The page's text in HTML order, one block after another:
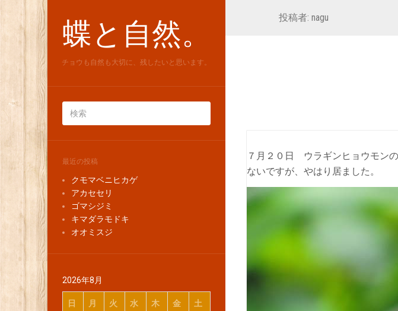
蝶と自然。
チョウも自然も大切に、残したいと思います。
最近の投稿
クモマベニヒカゲ
アカセセリ
ゴマシジミ
キマダラモドキ
オオミスジ
2026年8月
日 月 火 水 木 金 土
投稿者: nagu
７月２０日 ウラギンヒョウモン
ないですが、やはり居ました。